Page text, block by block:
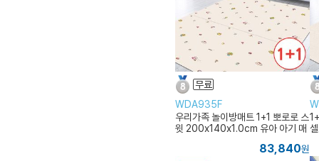
WDA935F
우리가족 놀이방매트 1+1 뽀로로 스
윗 200x140x1.0cm 유아 아기 매
83,840원